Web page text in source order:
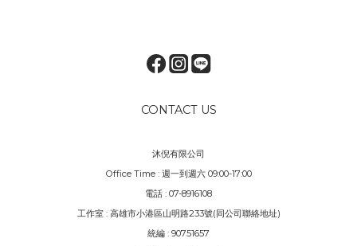
CONTACT US
沐倪有限公司
Office Time : 週一到週六 09:00-17:00
電話 : 07-8916108
工作室 : 高雄市小港區山明路233號(同公司聯絡地址)
統編 : 90751657